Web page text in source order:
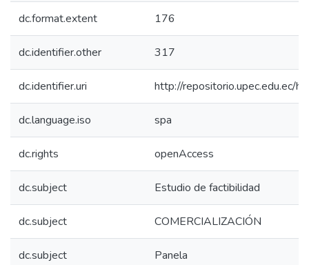
dc.format.extent 176
dc.identifier.other 317
dc.identifier.uri http://repositorio.upec.edu.ec/
dc.language.iso spa
dc.rights openAccess
dc.subject Estudio de factibilidad
dc.subject COMERCIALIZACIÓN
dc.subject Panela